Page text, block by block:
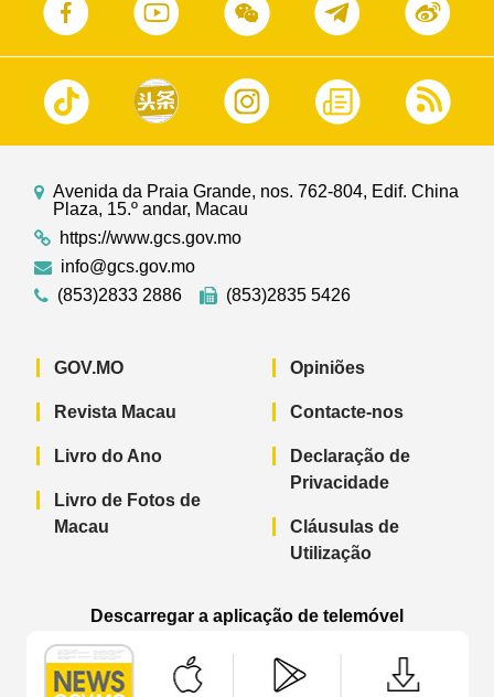
Avenida da Praia Grande, nos. 762-804, Edif. China
Plaza, 15.º andar, Macau
https://www.gcs.gov.mo
info@gcs.gov.mo
(853)2833 2886
(853)2835 5426
GOV.MO
Revista Macau
Livro do Ano
Livro de Fotos de
Macau
Opiniões
Contacte-nos
Declaração de
Privacidade
Cláusulas de
Utilização
Descarregar a aplicação de telemóvel